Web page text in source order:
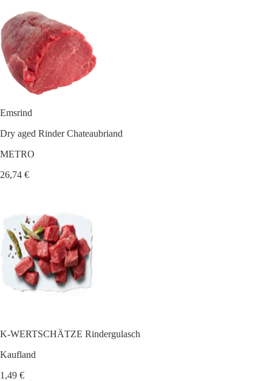
Emsrind
Dry aged Rinder Chateaubriand
METRO
26,74 €
K-WERTSCHÄTZE Rindergulasch
Kaufland
1,49 €